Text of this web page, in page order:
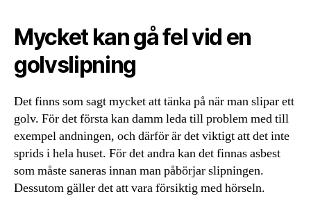
Mycket kan gå fel vid en
golvslipning
Det finns som sagt mycket att tänka på när man slipar ett
golv. För det första kan damm leda till problem med till
exempel andningen, och därför är det viktigt att det inte
sprids i hela huset. För det andra kan det finnas asbest
som måste saneras innan man påbörjar slipningen.
Dessutom gäller det att vara försiktig med hörseln.